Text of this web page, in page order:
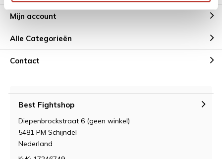
Mijn account
Alle Categorieën
Contact
Best Fightshop
Diepenbrockstraat 6 (geen winkel)
5481 PM Schijndel
Nederland